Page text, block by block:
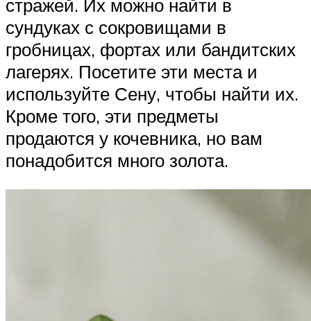
стражей. Их можно найти в
сундуках с сокровищами в
гробницах, фортах или бандитских
лагерях. Посетите эти места и
используйте Сену, чтобы найти их.
Кроме того, эти предметы
продаются у кочевника, но вам
понадобится много золота.